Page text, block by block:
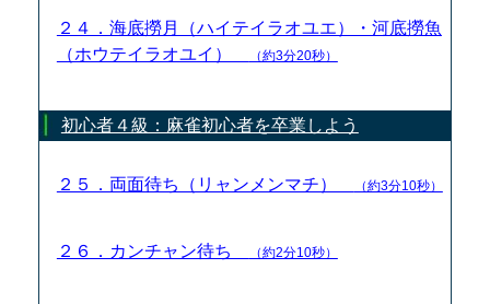
２４．海底撈月（ハイテイラオユエ）・河底撈魚
（ホウテイラオユイ）
（約3分20秒）
初心者４級：麻雀初心者を卒業しよう
２５．両面待ち（リャンメンマチ） （約3分10秒）
２６．カンチャン待ち （約2分10秒）